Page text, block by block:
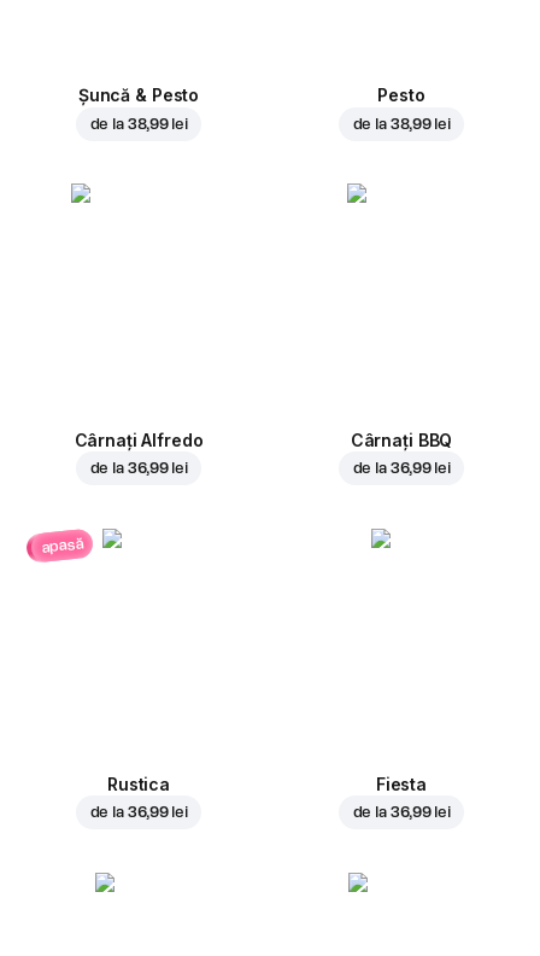
Șuncă & Pesto
de la 38,99 lei
Pesto
de la 38,99 lei
Cârnați Alfredo
de la 36,99 lei
Cârnați BBQ
de la 36,99 lei
apasă
Rustica
de la 36,99 lei
Fiesta
de la 36,99 lei